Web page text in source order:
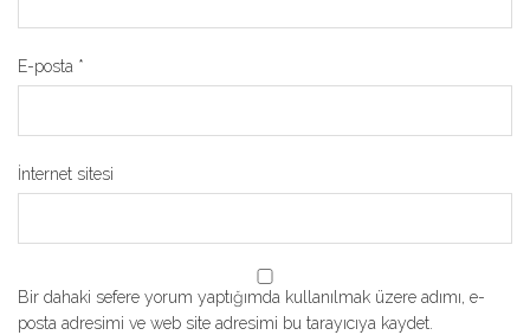
E-posta *
İnternet sitesi
Bir dahaki sefere yorum yaptığımda kullanılmak üzere adımı, e-
posta adresimi ve web site adresimi bu tarayıcıya kaydet.